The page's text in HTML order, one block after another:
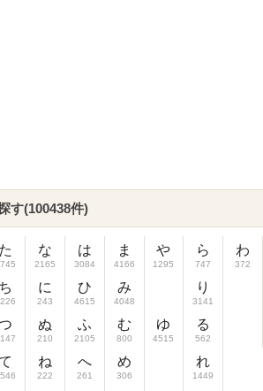
す(100438件)
た
ち
て
な
2165
に
243
ぬ
210
ね
222
は
3084
ひ
4615
ふ
2105
へ
261
ま
4166
み
4048
む
800
め
306
や
1295
ゆ
4515
ら
747
り
3141
る
562
れ
1449
わ
372